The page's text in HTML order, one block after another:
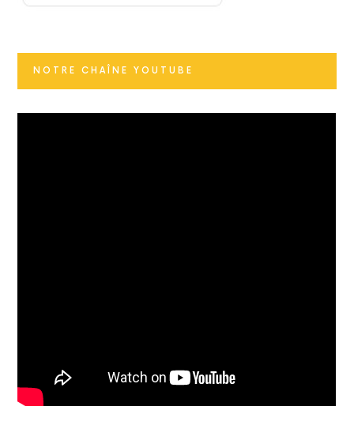
NOTRE CHAÎNE YOUTUBE